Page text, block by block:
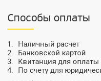
Способы оплаты
Наличный расчет
Банковской картой
Квитанция для
По счету для